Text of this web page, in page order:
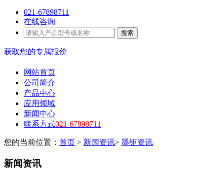
021-67898711
在线咨询
搜索
获取您的专属报价
网站首页
公司简介
产品中心
应用领域
新闻中心
联系方式021-67898711
您的当前位置： 首页 > 新闻资讯> 墨钜资讯
新闻资讯